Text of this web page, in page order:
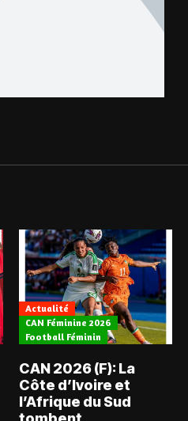
Actualité
CAN Féminine 2026
Football Féminin
CAN 2026 (F): La
Côte d’Ivoire et
l’Afrique du Sud